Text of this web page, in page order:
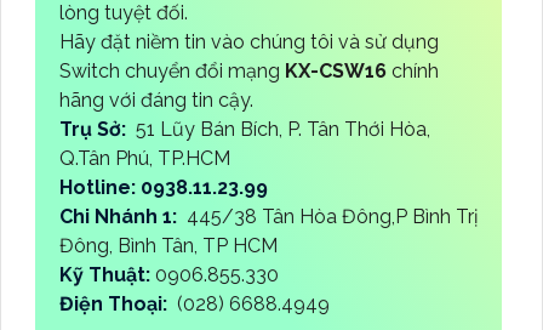
lòng tuyệt đối.
Hãy đặt niềm tin vào chúng tôi và sử dụng
Switch chuyển đổi mạng KX-CSW16 chính
hãng với đáng tin cậy.
Trụ Sở: 51 Lũy Bán Bích, P. Tân Thới Hòa,
Q.Tân Phú, TP.HCM
Hotline: 0938.11.23.99
Chi Nhánh 1: 445/38 Tân Hòa Đông,P Bình Trị
Đông, Bình Tân, TP HCM
Kỹ Thuật: 0906.855.330
Điện Thoại: (028) 6688.4949